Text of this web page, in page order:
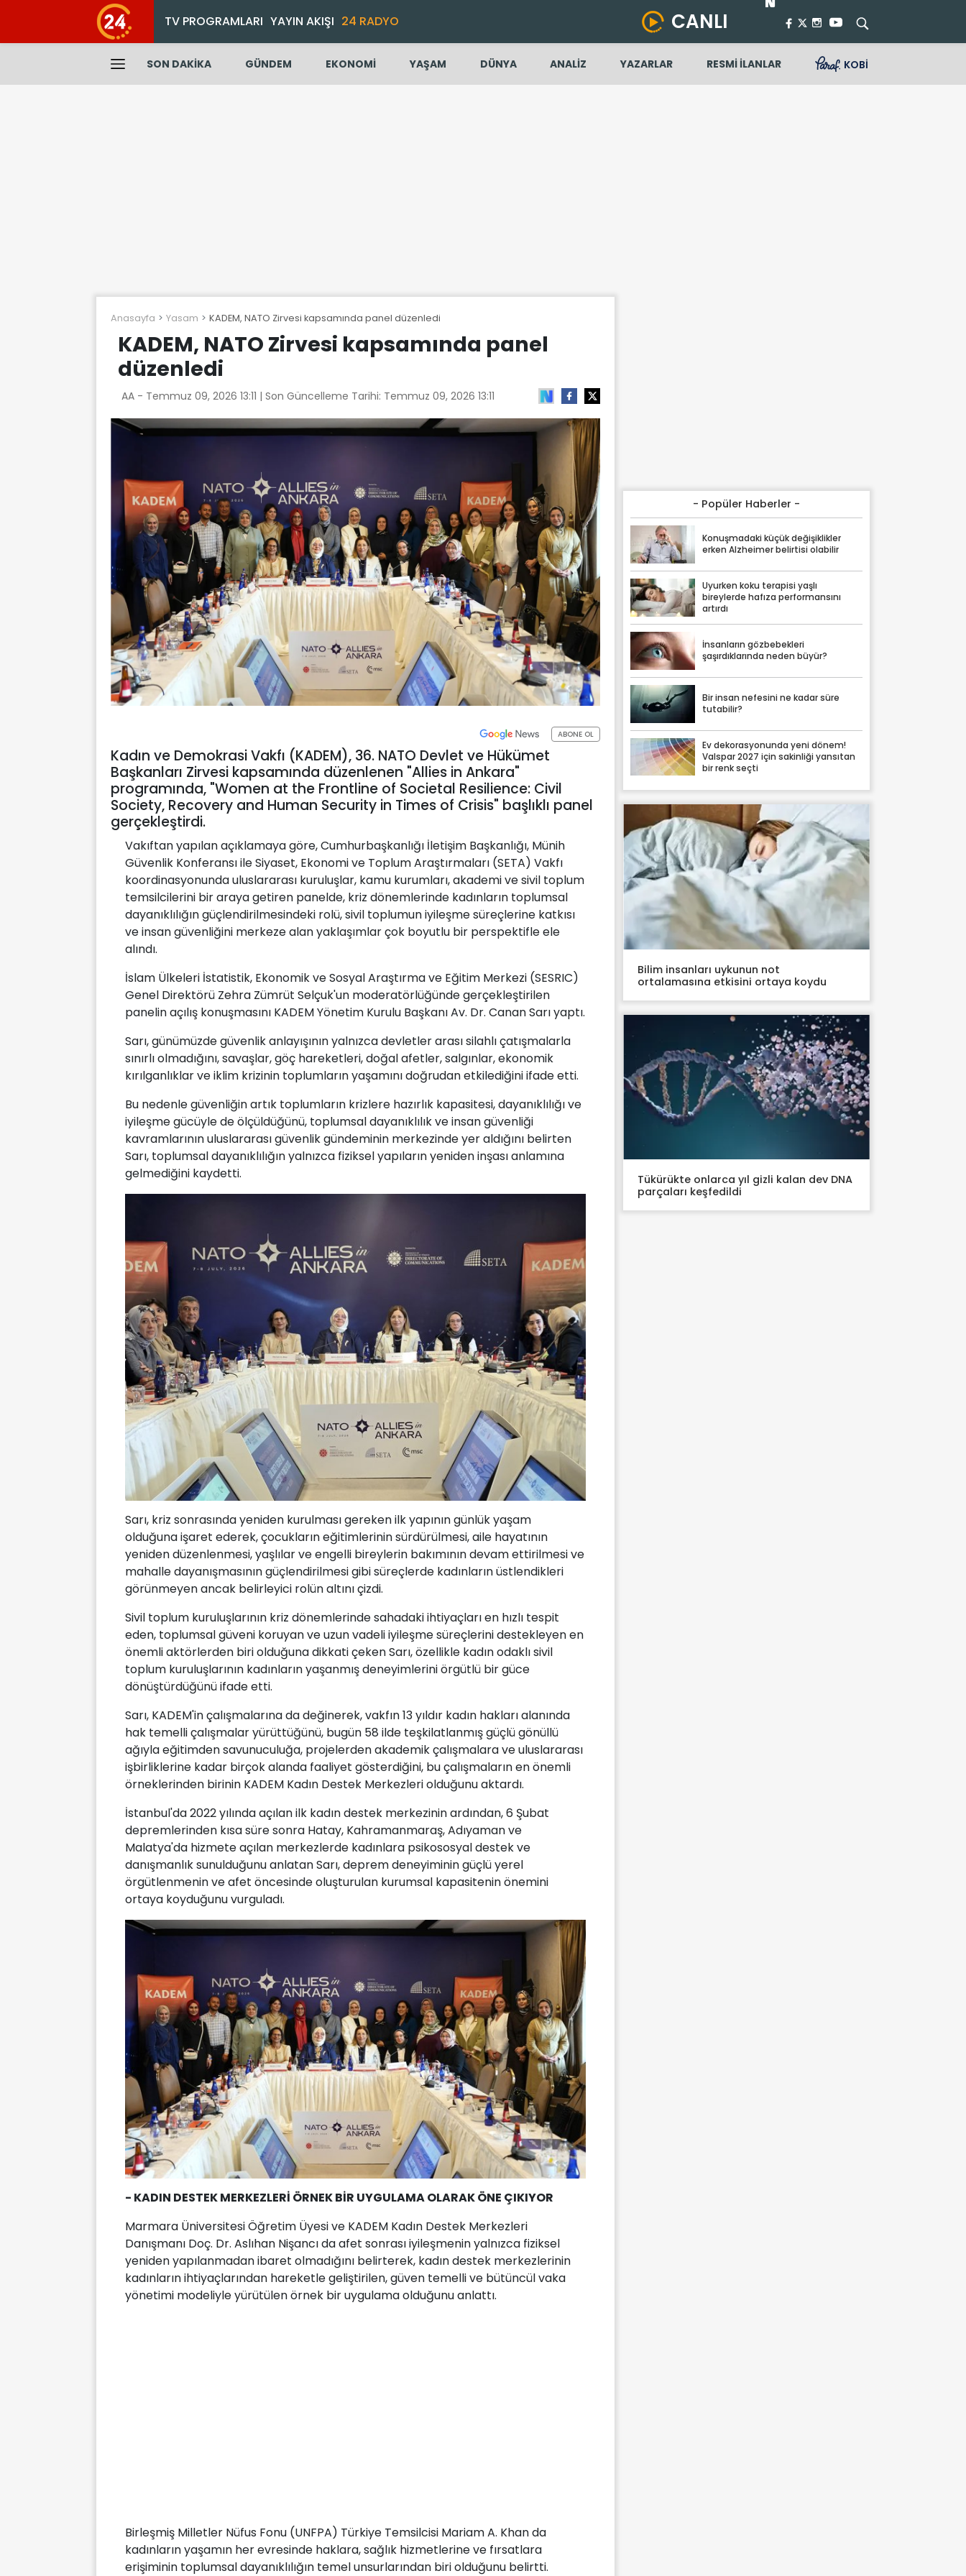
TV PROGRAMLARI YAYIN AKIŞI 24 RADYO CANLI
SON DAKİKA GÜNDEM EKONOMİ YAŞAM DÜNYA ANALİZ YAZARLAR RESMİ İLANLAR KOBİ
Anasayfa Yasam KADEM, NATO Zirvesi kapsamında panel düzenledi
KADEM, NATO Zirvesi kapsamında panel
düzenledi
AA - Temmuz 09, 2026 13:11 | Son Güncelleme Tarihi: Temmuz 09, 2026 13:11
ABONE OL
Kadın ve Demokrasi Vakfı (KADEM), 36. NATO Devlet ve Hükümet
Başkanları Zirvesi kapsamında düzenlenen "Allies in Ankara"
programında, "Women at the Frontline of Societal Resilience: Civil
Society, Recovery and Human Security in Times of Crisis" başlıklı panel
gerçekleştirdi.
Vakıftan yapılan açıklamaya göre, Cumhurbaşkanlığı İletişim Başkanlığı, Münih
Güvenlik Konferansı ile Siyaset, Ekonomi ve Toplum Araştırmaları (SETA) Vakfı
koordinasyonunda uluslararası kuruluşlar, kamu kurumları, akademi ve sivil toplum
temsilcilerini bir araya getiren panelde, kriz dönemlerinde kadınların toplumsal
dayanıklılığın güçlendirilmesindeki rolü, sivil toplumun iyileşme süreçlerine katkısı
ve insan güvenliğini merkeze alan yaklaşımlar çok boyutlu bir perspektifle ele
alındı.
İslam Ülkeleri İstatistik, Ekonomik ve Sosyal Araştırma ve Eğitim Merkezi (SESRIC)
Genel Direktörü Zehra Zümrüt Selçuk'un moderatörlüğünde gerçekleştirilen
panelin açılış konuşmasını KADEM Yönetim Kurulu Başkanı Av. Dr. Canan Sarı yaptı.
Sarı, günümüzde güvenlik anlayışının yalnızca devletler arası silahlı çatışmalarla
sınırlı olmadığını, savaşlar, göç hareketleri, doğal afetler, salgınlar, ekonomik
kırılganlıklar ve iklim krizinin toplumların yaşamını doğrudan etkilediğini ifade etti.
Bu nedenle güvenliğin artık toplumların krizlere hazırlık kapasitesi, dayanıklılığı ve
iyileşme gücüyle de ölçüldüğünü, toplumsal dayanıklılık ve insan güvenliği
kavramlarının uluslararası güvenlik gündeminin merkezinde yer aldığını belirten
Sarı, toplumsal dayanıklılığın yalnızca fiziksel yapıların yeniden inşası anlamına
gelmediğini kaydetti.
Sarı, kriz sonrasında yeniden kurulması gereken ilk yapının günlük yaşam
olduğuna işaret ederek, çocukların eğitimlerinin sürdürülmesi, aile hayatının
yeniden düzenlenmesi, yaşlılar ve engelli bireylerin bakımının devam ettirilmesi ve
mahalle dayanışmasının güçlendirilmesi gibi süreçlerde kadınların üstlendikleri
görünmeyen ancak belirleyici rolün altını çizdi.
Sivil toplum kuruluşlarının kriz dönemlerinde sahadaki ihtiyaçları en hızlı tespit
eden, toplumsal güveni koruyan ve uzun vadeli iyileşme süreçlerini destekleyen en
önemli aktörlerden biri olduğuna dikkati çeken Sarı, özellikle kadın odaklı sivil
toplum kuruluşlarının kadınların yaşanmış deneyimlerini örgütlü bir güce
dönüştürdüğünü ifade etti.
Sarı, KADEM'in çalışmalarına da değinerek, vakfın 13 yıldır kadın hakları alanında
hak temelli çalışmalar yürüttüğünü, bugün 58 ilde teşkilatlanmış güçlü gönüllü
ağıyla eğitimden savunuculuğa, projelerden akademik çalışmalara ve uluslararası
işbirliklerine kadar birçok alanda faaliyet gösterdiğini, bu çalışmaların en önemli
örneklerinden birinin KADEM Kadın Destek Merkezleri olduğunu aktardı.
İstanbul'da 2022 yılında açılan ilk kadın destek merkezinin ardından, 6 Şubat
depremlerinden kısa süre sonra Hatay, Kahramanmaraş, Adıyaman ve
Malatya'da hizmete açılan merkezlerde kadınlara psikososyal destek ve
danışmanlık sunulduğunu anlatan Sarı, deprem deneyiminin güçlü yerel
örgütlenmenin ve afet öncesinde oluşturulan kurumsal kapasitenin önemini
ortaya koyduğunu vurguladı.
- KADIN DESTEK MERKEZLERİ ÖRNEK BİR UYGULAMA OLARAK ÖNE ÇIKIYOR
Marmara Üniversitesi Öğretim Üyesi ve KADEM Kadın Destek Merkezleri
Danışmanı Doç. Dr. Aslıhan Nişancı da afet sonrası iyileşmenin yalnızca fiziksel
yeniden yapılanmadan ibaret olmadığını belirterek, kadın destek merkezlerinin
kadınların ihtiyaçlarından hareketle geliştirilen, güven temelli ve bütüncül vaka
yönetimi modeliyle yürütülen örnek bir uygulama olduğunu anlattı.
Birleşmiş Milletler Nüfus Fonu (UNFPA) Türkiye Temsilcisi Mariam A. Khan da
kadınların yaşamın her evresinde haklara, sağlık hizmetlerine ve fırsatlara
erişiminin toplumsal dayanıklılığın temel unsurlarından biri olduğunu belirtti.
- Popüler Haberler -
Konuşmadaki küçük değişiklikler
erken Alzheimer belirtisi olabilir
Uyurken koku terapisi yaşlı
bireylerde hafıza performansını
artırdı
İnsanların gözbebekleri
şaşırdıklarında neden büyür?
Bir insan nefesini ne kadar süre
tutabilir?
Ev dekorasyonunda yeni dönem!
Valspar 2027 için sakinliği yansıtan
bir renk seçti
Bilim insanları uykunun not
ortalamasına etkisini ortaya koydu
Tükürükte onlarca yıl gizli kalan dev DNA
parçaları keşfedildi